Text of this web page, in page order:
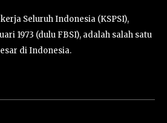
Seluruh Indonesia (KSPSI),
1973 (dulu FBSI), adalah salah satu
di Indonesia.